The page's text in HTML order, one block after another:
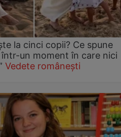
la cinci copii? Ce spune
un moment în care nici
Vedete românești